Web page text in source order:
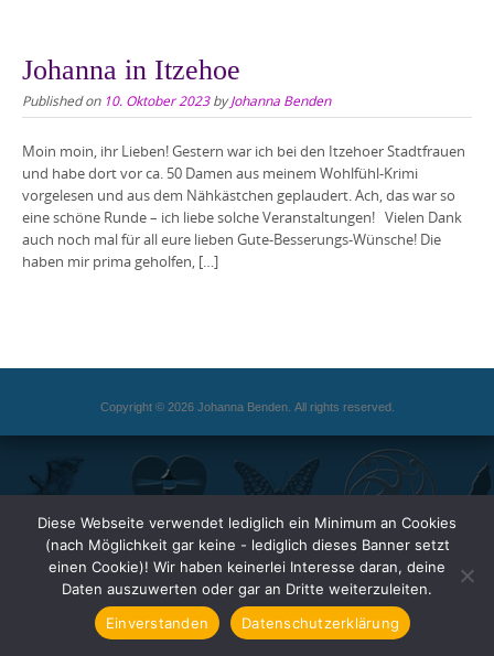
Johanna in Itzehoe
Published on 10. Oktober 2023byJohanna Benden
Moin moin, ihr Lieben! Gestern war ich bei den Itzehoer Stadtfrauen
und habe dort vor ca. 50 Damen aus meinem Wohlfühl-Krimi
vorgelesen und aus dem Nähkästchen geplaudert. Ach, das war so
eine schöne Runde – ich liebe solche Veranstaltungen! Vielen Dank
auch noch mal für all eure lieben Gute-Besserungs-Wünsche! Die
haben mir prima geholfen, […]
Copyright © 2026 Johanna Benden. All rights reserved.
Diese Webseite verwendet lediglich ein Minimum an Cookies
(nach Möglichkeit gar keine - lediglich dieses Banner setzt
einen Cookie)! Wir haben keinerlei Interesse daran, deine
Daten auszuwerten oder gar an Dritte weiterzuleiten.
Einverstanden
Datenschutzerklärung